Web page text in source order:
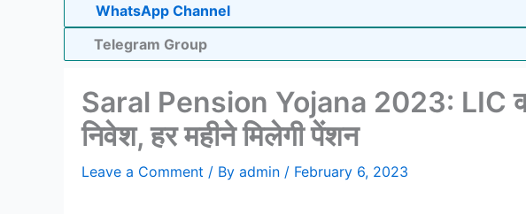
WhatsApp Channel
Telegram Group
Saral Pension Yojana 2023: LIC
निवेश, हर महीने मिलेगी पेंशन
Leave a Comment / By admin / February 6, 2023